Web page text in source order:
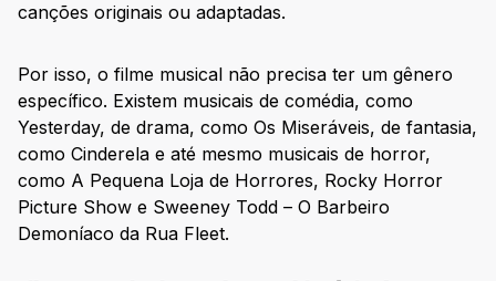
canções originais ou adaptadas.
Por isso, o filme musical não precisa ter um gênero
específico. Existem musicais de comédia, como
Yesterday, de drama, como Os Miseráveis, de fantasia,
como Cinderela e até mesmo musicais de horror,
como A Pequena Loja de Horrores, Rocky Horror
Picture Show e Sweeney Todd – O Barbeiro
Demoníaco da Rua Fleet.